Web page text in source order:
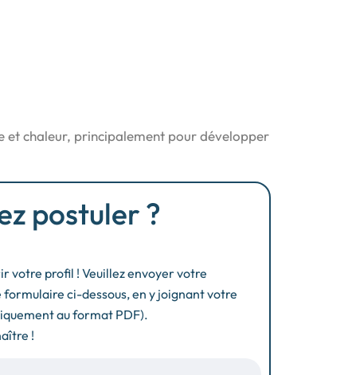
et chaleur, principalement pour développer
postuler ?
votre profil ! Veuillez envoyer votre
ci-dessous, en y joignant votre
au format PDF).
!